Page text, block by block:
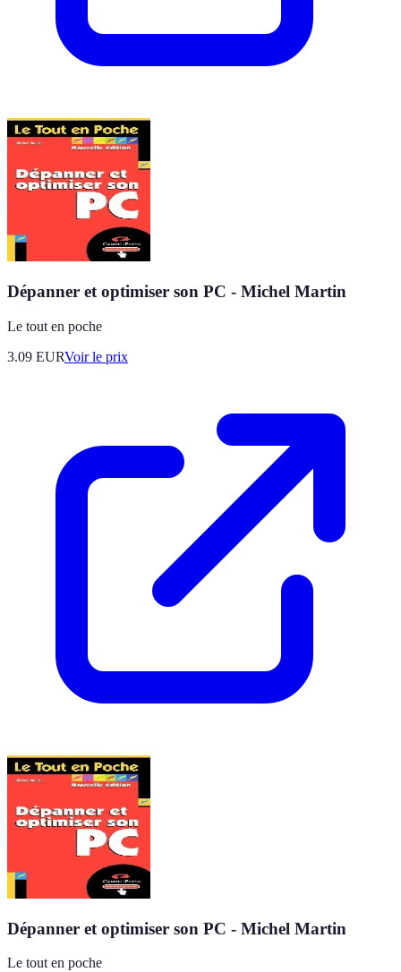
Dépanner et optimiser son PC - Michel Martin
Le tout en poche
3.09 EURVoir le prix
Dépanner et optimiser son PC - Michel Martin
Le tout en poche